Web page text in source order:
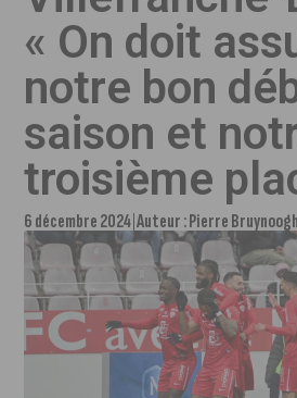
« On doit
notre bon
saison et
troisième
6 décembre 2024 Auteur :Pierre